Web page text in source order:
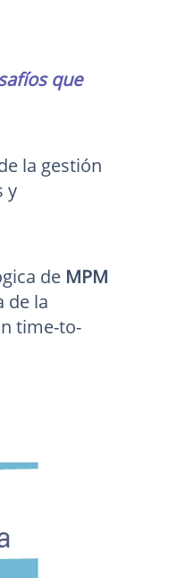
que
la gestión
y
de MPM
de la
time-to-